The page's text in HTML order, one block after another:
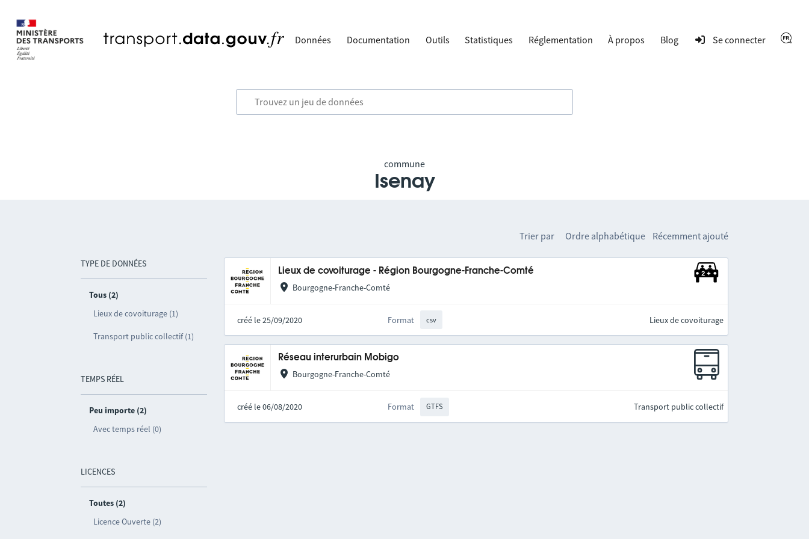
Données Documentation Outils Statistiques Réglementation À propos Blog Se connecter
commune
Isenay
TYPE DE DONNÉES
Tous (2)
Lieux de covoiturage (1)
Transport public collectif (1)
TEMPS RÉEL
Peu importe (2)
Avec temps réel (0)
LICENCES
Toutes (2)
Licence Ouverte (2)
Trier par Ordre alphabétique Récemment ajouté
Lieux de covoiturage - Région Bourgogne-Franche-Comté
Bourgogne-Franche-Comté
créé le 25/09/2020 Format csv Lieux de covoiturage
Réseau interurbain Mobigo
Bourgogne-Franche-Comté
créé le 06/08/2020 Format GTFS Transport public collectif